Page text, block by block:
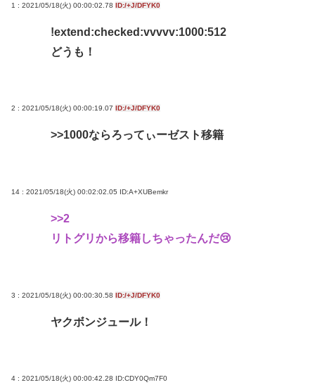
国民感動の嵐www
忍空があまり評価されてない理由
【九州名物】鶏刺し食べた医師、全身麻痺へ…「死
1 : 2021/05/18(火) 00:00:02.78 ID:/+J/DFYK0
!extend:checked:vvvvv:1000:512
どうも！
2 : 2021/05/18(火) 00:00:19.07 ID:/+J/DFYK0
>>1000ならろってぃーゼスト移籍
14 : 2021/05/18(火) 00:02:02.05 ID:A+XUBemkr
>>2
リトグリから移籍しちゃったんだ😢
3 : 2021/05/18(火) 00:00:30.58 ID:/+J/DFYK0
ヤクボンジュール！
4 : 2021/05/18(火) 00:00:42.28 ID:CDY0Qm7F0